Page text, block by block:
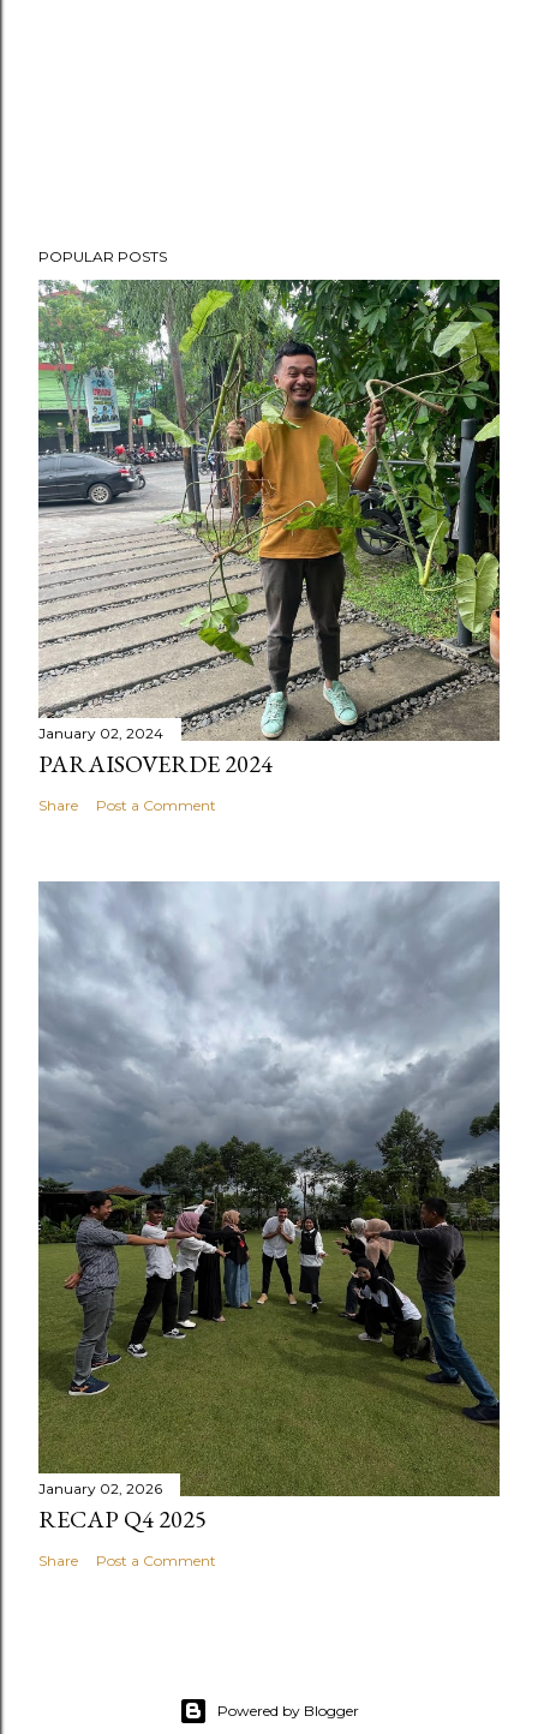
POPULAR POSTS
January 02, 2024
PARAISOVERDE 2024
Share Post a Comment
January 02, 2026
RECAP Q4 2025
Share Post a Comment
Powered by Blogger